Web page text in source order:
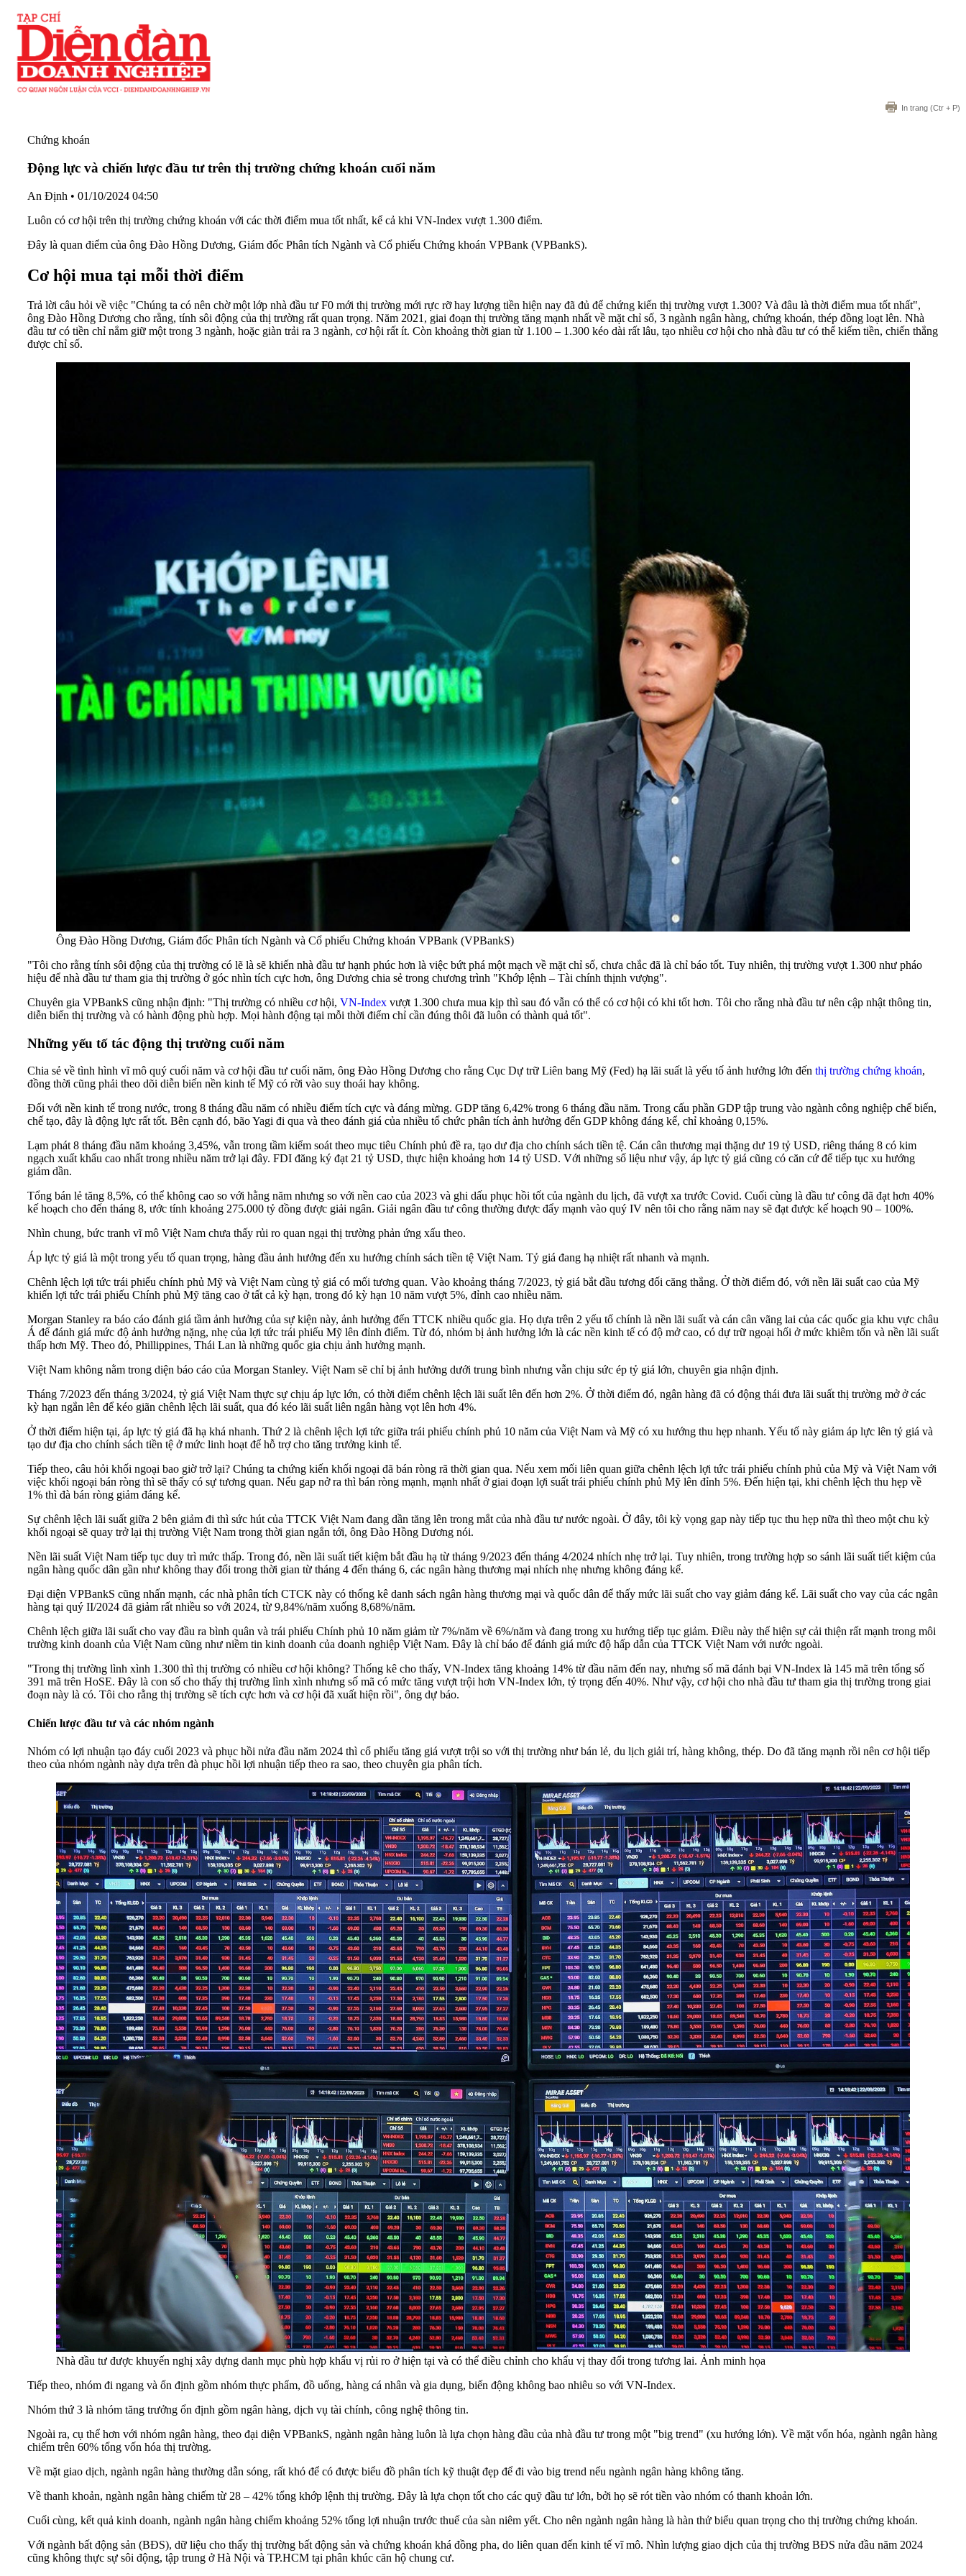
In trang (Ctr + P)
Chứng khoán
Động lực và chiến lược đầu tư trên thị trường chứng khoán cuối năm
An Định • 01/10/2024 04:50
Luôn có cơ hội trên thị trường chứng khoán với các thời điểm mua tốt nhất, kể cả khi VN-Index vượt 1.300 điểm.
Đây là quan điểm của ông Đào Hồng Dương, Giám đốc Phân tích Ngành và Cổ phiếu Chứng khoán VPBank (VPBankS).
Cơ hội mua tại mỗi thời điểm
Trả lời câu hỏi về việc "Chúng ta có nên chờ một lớp nhà đầu tư F0 mới thị trường mới rực rỡ hay lượng tiền hiện nay đã đủ để chứng kiến thị trường vượt 1.300? Và đâu là thời điểm mua tốt nhất",
ông Đào Hồng Dương cho rằng, tính sôi động của thị trường rất quan trọng. Năm 2021, giai đoạn thị trường tăng mạnh nhất về mặt chỉ số, 3 ngành ngân hàng, chứng khoán, thép đồng loạt lên. Nhà
đầu tư có tiền chỉ nắm giữ một trong 3 ngành, hoặc giàn trải ra 3 ngành, cơ hội rất ít. Còn khoảng thời gian từ 1.100 – 1.300 kéo dài rất lâu, tạo nhiều cơ hội cho nhà đầu tư có thể kiếm tiền, chiến thắng
được chỉ số.
Ông Đào Hồng Dương, Giám đốc Phân tích Ngành và Cổ phiếu Chứng khoán VPBank (VPBankS)
"Tôi cho rằng tính sôi động của thị trường có lẽ là sẽ khiến nhà đầu tư hạnh phúc hơn là việc bứt phá một mạch về mặt chỉ số, chưa chắc đã là chỉ báo tốt. Tuy nhiên, thị trường vượt 1.300 như pháo
hiệu để nhà đầu tư tham gia thị trường ở góc nhìn tích cực hơn, ông Dương chia sẻ trong chương trình "Khớp lệnh – Tài chính thịnh vượng".
Chuyên gia VPBankS cũng nhận định: "Thị trường có nhiều cơ hội, VN-Index vượt 1.300 chưa mua kịp thì sau đó vẫn có thể có cơ hội có khi tốt hơn. Tôi cho rằng nhà đầu tư nên cập nhật thông tin,
diễn biến thị trường và có hành động phù hợp. Mọi hành động tại mỗi thời điểm chỉ cần đúng thôi đã luôn có thành quả tốt".
Những yếu tố tác động thị trường cuối năm
Chia sẻ về tình hình vĩ mô quý cuối năm và cơ hội đầu tư cuối năm, ông Đào Hồng Dương cho rằng Cục Dự trữ Liên bang Mỹ (Fed) hạ lãi suất là yếu tố ảnh hưởng lớn đến thị trường chứng khoán,
đồng thời cũng phải theo dõi diễn biến nền kinh tế Mỹ có rời vào suy thoái hay không.
Đối với nền kinh tế trong nước, trong 8 tháng đầu năm có nhiều điểm tích cực và đáng mừng. GDP tăng 6,42% trong 6 tháng đầu năm. Trong cấu phần GDP tập trung vào ngành công nghiệp chế biến,
chế tạo, đây là động lực rất tốt. Bên cạnh đó, bão Yagi đi qua và theo đánh giá của nhiều tổ chức phân tích ảnh hưởng đến GDP không đáng kể, chỉ khoảng 0,15%.
Lạm phát 8 tháng đầu năm khoảng 3,45%, vẫn trong tầm kiểm soát theo mục tiêu Chính phủ đề ra, tạo dư địa cho chính sách tiền tệ. Cán cân thương mại thặng dư 19 tỷ USD, riêng tháng 8 có kim
ngạch xuất khẩu cao nhất trong nhiều năm trở lại đây. FDI đăng ký đạt 21 tỷ USD, thực hiện khoảng hơn 14 tỷ USD. Với những số liệu như vậy, áp lực tỷ giá cũng có căn cứ để tiếp tục xu hướng
giảm dần.
Tổng bán lẻ tăng 8,5%, có thể không cao so với hằng năm nhưng so với nền cao của 2023 và ghi dấu phục hồi tốt của ngành du lịch, đã vượt xa trước Covid. Cuối cùng là đầu tư công đã đạt hơn 40%
kế hoạch cho đến tháng 8, ước tính khoảng 275.000 tỷ đồng được giải ngân. Giải ngân đầu tư công thường được đẩy mạnh vào quý IV nên tôi cho rằng năm nay sẽ đạt được kế hoạch 90 – 100%.
Nhìn chung, bức tranh vĩ mô Việt Nam chưa thấy rủi ro quan ngại thị trường phản ứng xấu theo.
Áp lực tỷ giá là một trong yếu tố quan trọng, hàng đầu ảnh hưởng đến xu hướng chính sách tiền tệ Việt Nam. Tỷ giá đang hạ nhiệt rất nhanh và mạnh.
Chênh lệch lợi tức trái phiếu chính phủ Mỹ và Việt Nam cùng tỷ giá có mối tương quan. Vào khoảng tháng 7/2023, tỷ giá bắt đầu tương đối căng thẳng. Ở thời điểm đó, với nền lãi suất cao của Mỹ
khiến lợi tức trái phiếu Chính phủ Mỹ tăng cao ở tất cả kỳ hạn, trong đó kỳ hạn 10 năm vượt 5%, đỉnh cao nhiều năm.
Morgan Stanley ra báo cáo đánh giá tầm ảnh hưởng của sự kiện này, ảnh hưởng đến TTCK nhiều quốc gia. Họ dựa trên 2 yếu tố chính là nền lãi suất và cán cân vãng lai của các quốc gia khu vực châu
Á để đánh giá mức độ ảnh hưởng nặng, nhẹ của lợi tức trái phiếu Mỹ lên đỉnh điểm. Từ đó, nhóm bị ảnh hưởng lớn là các nền kinh tế có độ mở cao, có dự trữ ngoại hối ở mức khiêm tốn và nền lãi suất
thấp hơn Mỹ. Theo đó, Phillippines, Thái Lan là những quốc gia chịu ảnh hưởng mạnh.
Việt Nam không nằm trong diện báo cáo của Morgan Stanley. Việt Nam sẽ chỉ bị ảnh hưởng dưới trung bình nhưng vẫn chịu sức ép tỷ giá lớn, chuyên gia nhận định.
Tháng 7/2023 đến tháng 3/2024, tỷ giá Việt Nam thực sự chịu áp lực lớn, có thời điểm chênh lệch lãi suất lên đến hơn 2%. Ở thời điểm đó, ngân hàng đã có động thái đưa lãi suất thị trường mở ở các
kỳ hạn ngắn lên để kéo giãn chênh lệch lãi suất, qua đó kéo lãi suất liên ngân hàng vọt lên hơn 4%.
Ở thời điểm hiện tại, áp lực tỷ giá đã hạ khá nhanh. Thứ 2 là chênh lệch lợi tức giữa trái phiếu chính phủ 10 năm của Việt Nam và Mỹ có xu hướng thu hẹp nhanh. Yếu tố này giảm áp lực lên tỷ giá và
tạo dư địa cho chính sách tiền tệ ở mức linh hoạt để hỗ trợ cho tăng trưởng kinh tế.
Tiếp theo, câu hỏi khối ngoại bao giờ trở lại? Chúng ta chứng kiến khối ngoại đã bán ròng rã thời gian qua. Nếu xem mối liên quan giữa chênh lệch lợi tức trái phiếu chính phủ của Mỹ và Việt Nam với
việc khối ngoại bán ròng thì sẽ thấy có sự tương quan. Nếu gap nở ra thì bán ròng mạnh, mạnh nhất ở giai đoạn lợi suất trái phiếu chính phủ Mỹ lên đỉnh 5%. Đến hiện tại, khi chênh lệch thu hẹp về
1% thì đà bán ròng giảm đáng kể.
Sự chênh lệch lãi suất giữa 2 bên giảm đi thì sức hút của TTCK Việt Nam đang dần tăng lên trong mắt của nhà đầu tư nước ngoài. Ở đây, tôi kỳ vọng gap này tiếp tục thu hẹp nữa thì theo một chu kỳ
khối ngoại sẽ quay trở lại thị trường Việt Nam trong thời gian ngắn tới, ông Đào Hồng Dương nói.
Nền lãi suất Việt Nam tiếp tục duy trì mức thấp. Trong đó, nền lãi suất tiết kiệm bắt đầu hạ từ tháng 9/2023 đến tháng 4/2024 nhích nhẹ trở lại. Tuy nhiên, trong trường hợp so sánh lãi suất tiết kiệm của
ngân hàng quốc dân gần như không thay đổi trong thời gian từ tháng 4 đến tháng 6, các ngân hàng thương mại nhích nhẹ nhưng không đáng kể.
Đại diện VPBankS cũng nhấn mạnh, các nhà phân tích CTCK này có thống kê danh sách ngân hàng thương mại và quốc dân để thấy mức lãi suất cho vay giảm đáng kể. Lãi suất cho vay của các ngân
hàng tại quý II/2024 đã giảm rất nhiều so với 2024, từ 9,84%/năm xuống 8,68%/năm.
Chênh lệch giữa lãi suất cho vay đầu ra bình quân và trái phiếu Chính phủ 10 năm giảm từ 7%/năm về 6%/năm và đang trong xu hướng tiếp tục giảm. Điều này thể hiện sự cải thiện rất mạnh trong môi
trường kinh doanh của Việt Nam cũng như niềm tin kinh doanh của doanh nghiệp Việt Nam. Đây là chỉ báo để đánh giá mức độ hấp dẫn của TTCK Việt Nam với nước ngoài.
"Trong thị trường lình xình 1.300 thì thị trường có nhiều cơ hội không? Thống kê cho thấy, VN-Index tăng khoảng 14% từ đầu năm đến nay, nhưng số mã đánh bại VN-Index là 145 mã trên tổng số
391 mã trên HoSE. Đây là con số cho thấy thị trường lình xình nhưng số mã có mức tăng vượt trội hơn VN-Index lớn, tỷ trọng đến 40%. Như vậy, cơ hội cho nhà đầu tư tham gia thị trường trong giai
đoạn này là có. Tôi cho rằng thị trường sẽ tích cực hơn và cơ hội đã xuất hiện rồi", ông dự báo.
Chiến lược đầu tư và các nhóm ngành
Nhóm có lợi nhuận tạo đáy cuối 2023 và phục hồi nửa đầu năm 2024 thì cổ phiếu tăng giá vượt trội so với thị trường như bán lẻ, du lịch giải trí, hàng không, thép. Do đã tăng mạnh rồi nên cơ hội tiếp
theo của nhóm ngành này dựa trên đà phục hồi lợi nhuận tiếp theo ra sao, theo chuyên gia phân tích.
Nhà đầu tư được khuyến nghị xây dựng danh mục phù hợp khẩu vị rủi ro ở hiện tại và có thể điều chỉnh cho khẩu vị thay đổi trong tương lai. Ảnh minh họa
Tiếp theo, nhóm đi ngang và ổn định gồm nhóm thực phẩm, đồ uống, hàng cá nhân và gia dụng, biến động không bao nhiêu so với VN-Index.
Nhóm thứ 3 là nhóm tăng trưởng ổn định gồm ngân hàng, dịch vụ tài chính, công nghệ thông tin.
Ngoài ra, cụ thể hơn với nhóm ngân hàng, theo đại diện VPBankS, ngành ngân hàng luôn là lựa chọn hàng đầu của nhà đầu tư trong một "big trend" (xu hướng lớn). Về mặt vốn hóa, ngành ngân hàng
chiếm trên 60% tổng vốn hóa thị trường.
Về mặt giao dịch, ngành ngân hàng thường dẫn sóng, rất khó để có được biểu đồ phân tích kỹ thuật đẹp để đi vào big trend nếu ngành ngân hàng không tăng.
Về thanh khoản, ngành ngân hàng chiếm từ 28 – 42% tổng khớp lệnh thị trường. Đây là lựa chọn tốt cho các quỹ đầu tư lớn, bởi họ sẽ rót tiền vào nhóm có thanh khoản lớn.
Cuối cùng, kết quả kinh doanh, ngành ngân hàng chiếm khoảng 52% tổng lợi nhuận trước thuế của sàn niêm yết. Cho nên ngành ngân hàng là hàn thử biểu quan trọng cho thị trường chứng khoán.
Với ngành bất động sản (BĐS), dữ liệu cho thấy thị trường bất động sản và chứng khoán khá đồng pha, do liên quan đến kinh tế vĩ mô. Nhìn lượng giao dịch của thị trường BĐS nửa đầu năm 2024
cũng không thực sự sôi động, tập trung ở Hà Nội và TP.HCM tại phân khúc căn hộ chung cư.